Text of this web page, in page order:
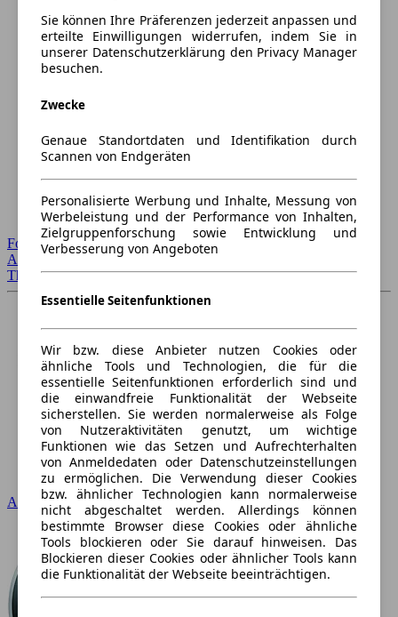
Forum Startseite
Alle Auto-Foren
Themen-Forum
Audi
Sie können Ihre Präferenzen jederzeit anpassen und
erteilte Einwilligungen widerrufen, indem Sie in
unserer Datenschutzerklärung den Privacy Manager
besuchen.
Zwecke
Genaue Standortdaten und Identifikation durch
Scannen von Endgeräten
Personalisierte Werbung und Inhalte, Messung von
Werbeleistung und der Performance von Inhalten,
Zielgruppenforschung sowie Entwicklung und
Verbesserung von Angeboten
Essentielle Seitenfunktionen
Wir bzw. diese Anbieter nutzen Cookies oder
ähnliche Tools und Technologien, die für die
essentielle Seitenfunktionen erforderlich sind und
die einwandfreie Funktionalität der Webseite
sicherstellen. Sie werden normalerweise als Folge
von Nutzeraktivitäten genutzt, um wichtige
Funktionen wie das Setzen und Aufrechterhalten
von Anmeldedaten oder Datenschutzeinstellungen
zu ermöglichen. Die Verwendung dieser Cookies
bzw. ähnlicher Technologien kann normalerweise
nicht abgeschaltet werden. Allerdings können
bestimmte Browser diese Cookies oder ähnliche
Tools blockieren oder Sie darauf hinweisen. Das
Blockieren dieser Cookies oder ähnlicher Tools kann
die Funktionalität der Webseite beeinträchtigen.